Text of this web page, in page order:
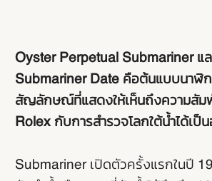
Oyster Perpetual Submariner แ
Submariner Date คือต้นแบบนาฬิก
สัญลักษณ์ที่แสดงให้เห็นถึงความสัม
Rolex กับการสำรวจโลกใต้น้ำได้เป็
Submariner เปิดตัวครั้งแรกในปี